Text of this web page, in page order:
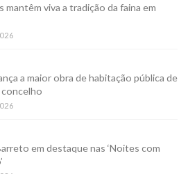
mantêm viva a tradição da faina em
a maior obra de habitação pública de
em destaque nas ‘Noites com